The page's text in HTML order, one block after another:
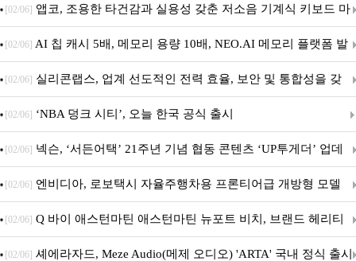
특집(1-4편)
[02/06] 앱코, 조용한 타건감과 실용성 갖춘 저소음 기계식 키보드 마
우스 세트 'KM580' 출시
[02/06] AI 칩 캐시 5배, 메모리 용량 10배, NEO.AI 메모리 플랫폼 발
표
[02/06] 실리콘랩스, 업계 선도적인 전력 효율, 보안 및 통합성을 갖
춘 초저전력 블루투스 LE SoC ‘BG2B’ 공개
[02/06] ‘NBA 덩크 시티’, 오늘 한국 공식 출시
[02/06] 넥슨, ‘서든어택’ 21주년 기념 협동 콘텐츠 ‘UP투게더’ 업데
이트
[02/06] 엔비디아, 로보택시 자율주행차용 프론티어급 개방형 모델
‘알파마요 2 슈퍼’ 상업적 이용 가능
[02/06] Q 바이 애스턴마틴 애스턴마틴 뉴포트 비치, 브랜드 헤리티
지 담은 ‘헤리티지 에디션 컬렉션’ 공개
[02/06] 셰에라자드, Meze Audio(메제 오디오) 'ARTA' 국내 정식 출시